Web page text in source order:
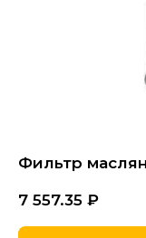
Фильтр
7 557.35 ₽